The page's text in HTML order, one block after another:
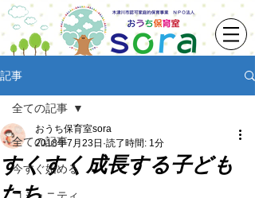
記事
全ての記事
今すぐ始める
全ての記事
すくすく成長する子ども
たち
おうち保育室sora
2018年7月23日 読了時間: 1分